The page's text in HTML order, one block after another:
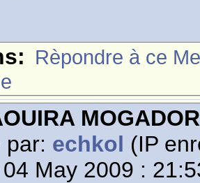
Rèpondre à ce
MOGADOR
par: echkol (IP
May 2009 :